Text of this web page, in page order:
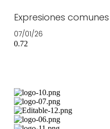
Expresiones
07/01/26